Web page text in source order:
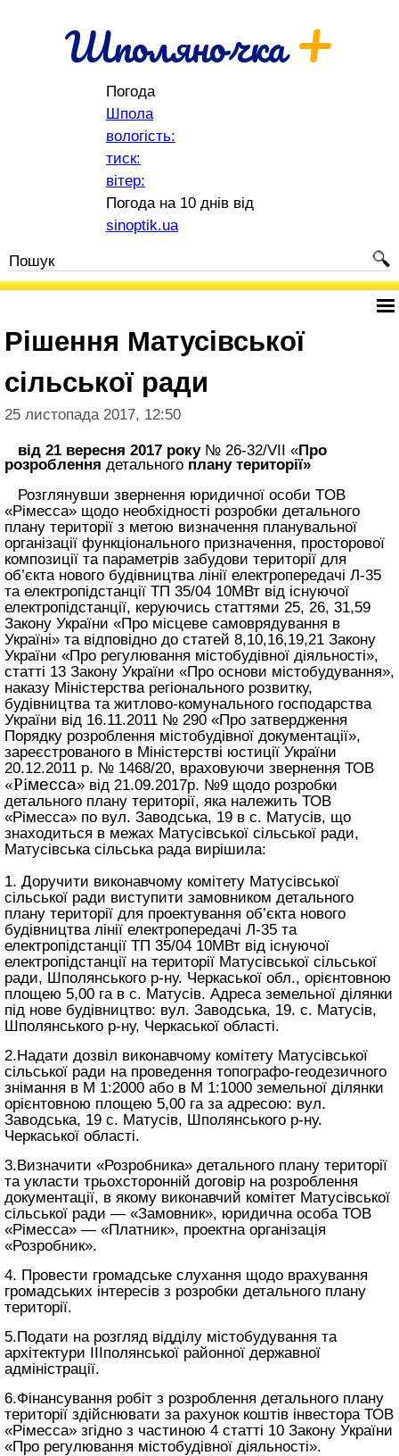
Шполяночка+
Погода
Шпола
вологість:
тиск:
вітер:
Погода на 10 днів від
sinoptik.ua
Рішення Матусівської
сільської ради
25 листопада 2017, 12:50
від 21 вересня 2017 року № 26-32/VII «Про
розроблення детального плану території»
Розглянувши звернення юридичної особи TOB
«Рімесса» щодо необхідності розробки детального
плану території з метою визначення планувальної
організації функціонального призначення, просторової
композиції та параметрів забудови території для
об’єкта нового будівництва лінії електропередачі Л-35
та електропідстанції ТП 35/04 10МВт від існуючої
електропідстанції, керуючись статтями 25, 26, 31,59
Закону України «Про місцеве самоврядування в
Україні» та відповідно до статей 8,10,16,19,21 Закону
України «Про регулювання містобудівної діяльності»,
статті 13 Закону України «Про основи містобудування»,
наказу Міністерства регіонального розвитку,
будівництва та житлово-комунального господарства
України від 16.11.2011 № 290 «Про затвердження
Порядку розроблення містобудівної документації»,
зареєстрованого в Міністерстві юстиції України
20.12.2011 р. № 1468/20, враховуючи звернення ТОВ
«Рімесса» від 21.09.2017р. №9 щодо розробки
детального плану території, яка належить ТОВ
«Рімесса» по вул. Заводська, 19 в с. Матусів, що
знаходиться в межах Матусівської сільської ради,
Матусівська сільська рада вирішила:
1. Доручити виконавчому комітету Матусівської
сільської ради виступити замовником детального
плану території для проектування об’єкта нового
будівництва лінії електропередачі Л-35 та
електропідстанції ТП 35/04 10МВт від існуючої
електропідстанції на території Матусівської сільської
ради, Шполянського р-ну. Черкаської обл., орієнтовною
площею 5,00 га в с. Матусів. Адреса земельної ділянки
під нове будівництво: вул. Заводська, 19. с. Матусів,
Шполянського р-ну, Черкаської області.
2.Надати дозвіл виконавчому комітету Матусівської
сільської ради на проведення топографо-геодезичного
знімання в М 1:2000 або в М 1:1000 земельної ділянки
орієнтовною площею 5,00 га за адресою: вул.
Заводська, 19 с. Матусів, Шполянського р-ну.
Черкаської області.
3.Визначити «Розробника» детального плану території
та укласти трьохсторонній договір на розроблення
документації, в якому виконавчий комітет Матусівської
сільської ради — «Замовник», юридична особа ТОВ
«Рімесса» — «Платник», проектна організація
«Розробник».
4. Провести громадське слухання щодо врахування
громадських інтересів з розробки детального плану
території.
5.Подати на розгляд відділу містобудування та
архітектури IIIполянської районної державної
адміністрації.
6.Фінансування робіт з розроблення детального плану
території здійснювати за рахунок коштів інвестора ТОВ
«Рімесса» згідно з частиною 4 статті 10 Закону України
«Про регулювання містобудівної діяльності».